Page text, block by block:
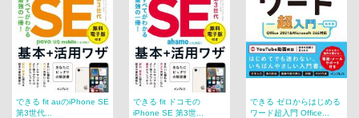
できる fit auのiPhone SE
第3世代...
できる fit ドコモの
iPhone SE 第3世...
できる ゼロからはじめる
ワード超入門 Office...